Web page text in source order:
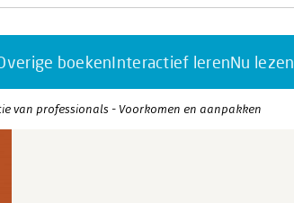
boekenInteractief lerenNu lezen
van professionals - Voorkomen en aanpakken